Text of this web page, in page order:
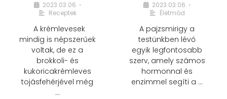
2023.03.06. •
Receptek
A krémlevesek
mindig is népszerűek
voltak, de ez a
brokkoli- és
kukoricakrémleves
tojásfehérjével még
…
2023.03.06. •
Életmód
A pajzsmirigy a
testünkben lévő
egyik legfontosabb
szerv, amely számos
hormonnal és
enzimmel segíti a …